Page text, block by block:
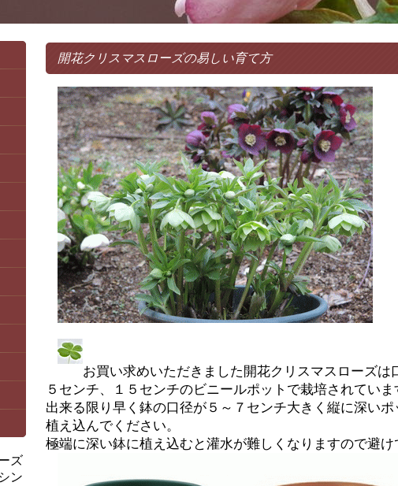
開花クリスマスローズの易しい育て方
お買い求めいただきました開花クリスマスローズは
５センチ、１５センチのビニールポットで栽培されていま
出来る限り早く鉢の口径が５～７センチ大きく縦に深い
植え込んでください。
極端に深い鉢に植え込むと灌水が難しくなりますので避け
ズ
ン